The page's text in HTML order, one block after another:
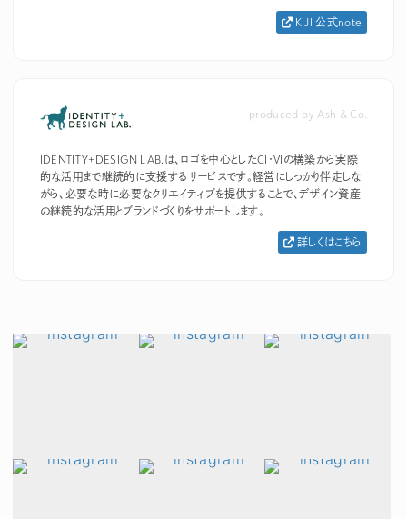
KIJI 公式note
produced by Ash & Co.
IDENTITY+DESIGN LAB.は、ロゴを中心としたCI・VIの構築から実際
的な活用まで継続的に支援するサービスです。経営にしっかり伴走しな
がら、必要な時に必要なクリエイティブを提供することで、デザイン資産
の継続的な活用とブランドづくりをサポートします。
詳しくはこちら